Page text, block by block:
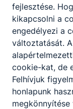
fejlesztése.
kikapcsolni a
engedélyezi a
változtatását.
cookie-kat, de
Felhívjuk
honlapunk